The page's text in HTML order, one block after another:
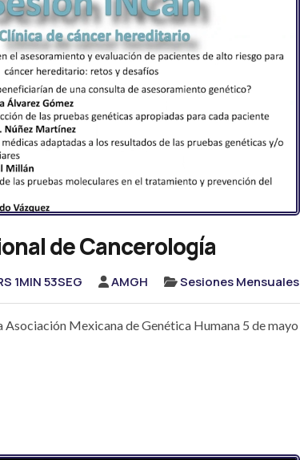
de Cancerología
1MIN 53SEG AMGH Sesiones Mensuales
Asociación Mexicana de Genética Humana 5 de mayo